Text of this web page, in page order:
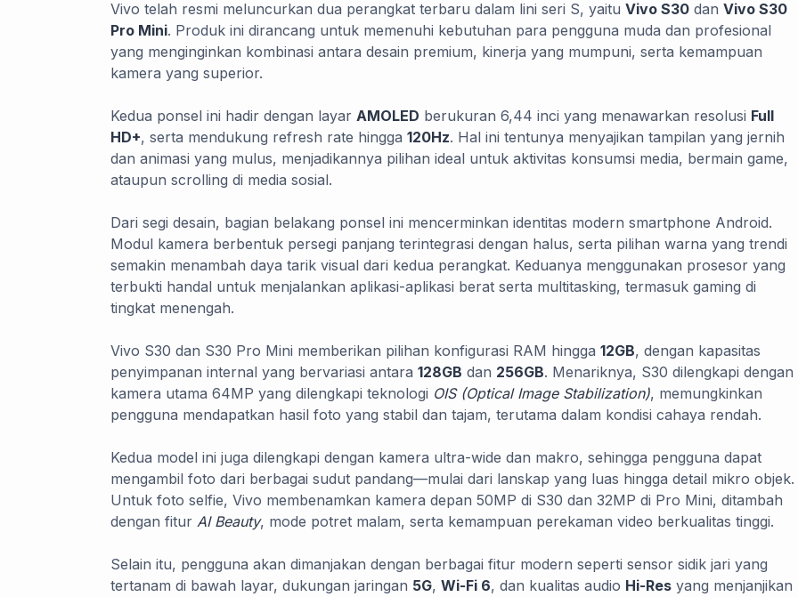
Vivo telah resmi meluncurkan dua perangkat terbaru dalam lini seri S, yaitu Vivo S30 dan Vivo S30
Pro Mini. Produk ini dirancang untuk memenuhi kebutuhan para pengguna muda dan profesional
yang menginginkan kombinasi antara desain premium, kinerja yang mumpuni, serta kemampuan
kamera yang superior.
Kedua ponsel ini hadir dengan layar AMOLED berukuran 6,44 inci yang menawarkan resolusi Full
HD+, serta mendukung refresh rate hingga 120Hz. Hal ini tentunya menyajikan tampilan yang jernih
dan animasi yang mulus, menjadikannya pilihan ideal untuk aktivitas konsumsi media, bermain game,
ataupun scrolling di media sosial.
Dari segi desain, bagian belakang ponsel ini mencerminkan identitas modern smartphone Android.
Modul kamera berbentuk persegi panjang terintegrasi dengan halus, serta pilihan warna yang trendi
semakin menambah daya tarik visual dari kedua perangkat. Keduanya menggunakan prosesor yang
terbukti handal untuk menjalankan aplikasi-aplikasi berat serta multitasking, termasuk gaming di
tingkat menengah.
Vivo S30 dan S30 Pro Mini memberikan pilihan konfigurasi RAM hingga 12GB, dengan kapasitas
penyimpanan internal yang bervariasi antara 128GB dan 256GB. Menariknya, S30 dilengkapi dengan
kamera utama 64MP yang dilengkapi teknologi OIS (Optical Image Stabilization), memungkinkan
pengguna mendapatkan hasil foto yang stabil dan tajam, terutama dalam kondisi cahaya rendah.
Kedua model ini juga dilengkapi dengan kamera ultra-wide dan makro, sehingga pengguna dapat
mengambil foto dari berbagai sudut pandang—mulai dari lanskap yang luas hingga detail mikro objek.
Untuk foto selfie, Vivo membenamkan kamera depan 50MP di S30 dan 32MP di Pro Mini, ditambah
dengan fitur AI Beauty, mode potret malam, serta kemampuan perekaman video berkualitas tinggi.
Selain itu, pengguna akan dimanjakan dengan berbagai fitur modern seperti sensor sidik jari yang
tertanam di bawah layar, dukungan jaringan 5G, Wi-Fi 6, dan kualitas audio Hi-Res yang menjanjikan